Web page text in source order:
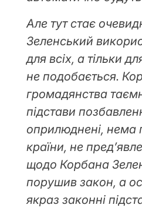
Але тут стає
Зеленський
для всіх, а тільки
не подобається.
громадянства
підстави
оприлюднені, нема
країни, не
щодо Корбана
порушив закон, а
якраз законні